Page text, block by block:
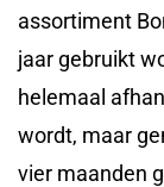
assortiment
jaar gebruikt
helemaal
wordt, maar
vier maanden